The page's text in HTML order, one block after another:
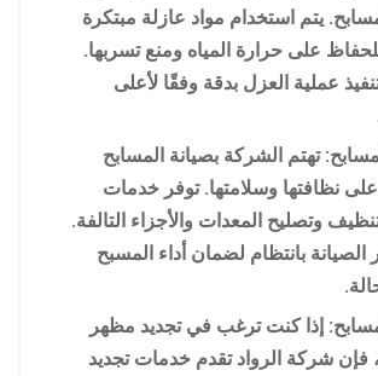
يتم استخدام مواد عازلة مبتكرة
على حرارة المياه ومنع تسربها.
عملية العزل بدقة وفقًا لأعلى
تهتم الشركة بصيانة المسابح
نظافتها وسلامتها. توفر خدمات
وتصليح المعدات والأجزاء التالفة.
الصيانة بانتظام لضمان أداء المسبح
إذا كنت ترغب في تجديد مظهر
شركة الرواد تقدم خدمات تجديد